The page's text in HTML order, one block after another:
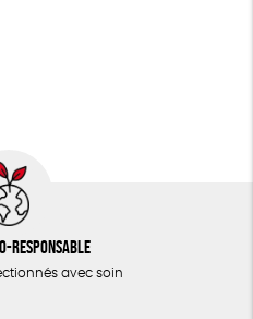
responsable
avec soin